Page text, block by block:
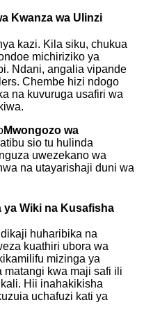
Kwanza wa Ulinzi
kazi. Kila siku, chukua
michiriziko ya
Ndani, angalia vipande
Chembe hizi ndogo
na kuvuruga usafiri wa
Mwongozo wa
sio tu hulinda
uwezekano wa
na utayarishaji duni wa
ya Wiki na Kusafisha
huharibika na
kuathiri ubora wa
mizinga ya
matangi kwa maji safi ili
Hii inahakikisha
uchafuzi kati ya